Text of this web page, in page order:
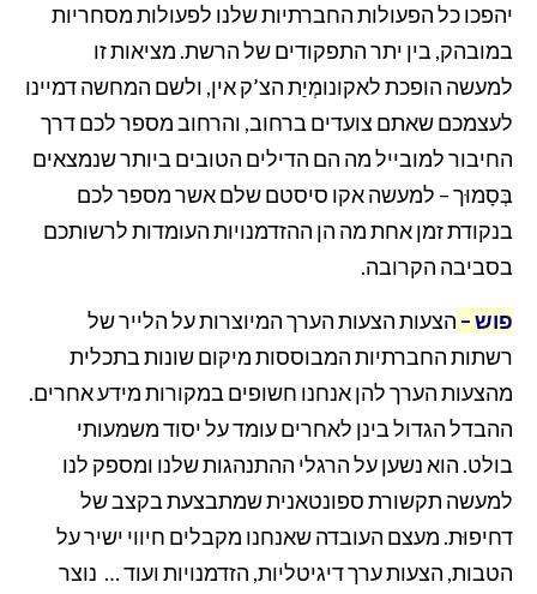
יהפכו כל הפעולות החברתיות שלנו לפעולות מסחריות
במובהק, בין יתר התפקודים של הרשת. מציאות זו
למעשה הופכת לאקונומְיַת הצ’ק אין, ולשם המחשה דמיינו
לעצמכם שאתם צועדים ברחוב, והרחוב מספר לכם דרך
החיבור למובייל מה הם הדילים הטובים ביותר שנמצאים
בְּסָמוּך – למעשה אקו סיסטם שלם אשר מספר לכם
בנקודת זמן אחת מה הן ההזדמנויות העומדות לרשותכם
בסביבה הקרובה.
פוש – הצעות הצעות הערך המיוצרות על הלייר של
רשתות החברתיות המבוססות מיקום שונות בתכלית
מהצעות הערך להן אנחנו חשופים במקורות מידע אחרים.
ההבדל הגדול בינן לאחרים עומד על יסוד משמעותי
בולט. הוא נשען על הרגלי ההתנהגות שלנו ומספק לנו
למעשה תקשורת ספונטאנית שמתבצעת בקצב של
דחיפוּת. מעצם העובדה שאנחנו מקבלים חיווי ישיר על
הטבות, הצעות ערך דיגיטליות, הזדמנויות ועוד … נוצר